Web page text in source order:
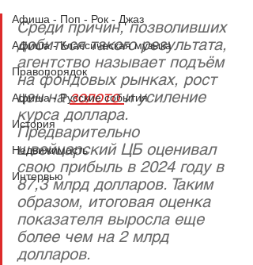
Афиша - Поп - Рок - Джаз
Афиша - Классическая музыка
Правопорядок
Афиша - Русские события
История
Недвижимость
Интервью
Среди причин, позволивших
добиться такого результата,
агентство называет подъём
на фондовых рынках, рост
цен на золото и усиление
курса доллара.
Предварительно
швейцарский ЦБ оценивал
свою прибыль в 2024 году в
87,3 млрд долларов. Таким
образом, итоговая оценка
показателя выросла еще
более чем на 2 млрд
долларов.